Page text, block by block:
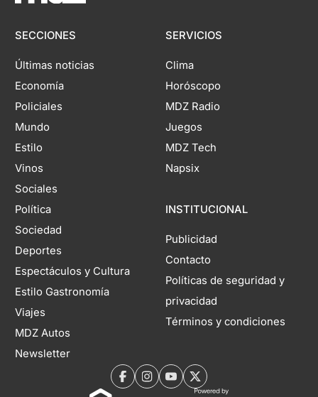
SECCIONES
Últimas noticias
Economía
Policiales
Mundo
Estilo
Vinos
Sociales
Política
Sociedad
Deportes
Espectáculos y Cultura
Estilo Gastronomía
Viajes
MDZ Autos
Newsletter
SERVICIOS
Clima
Horóscopo
MDZ Radio
Juegos
MDZ Tech
Napsix
INSTITUCIONAL
Publicidad
Contacto
Políticas de seguridad y
privacidad
Términos y condiciones